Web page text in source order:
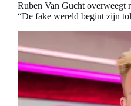
Ruben Van Gucht overweegt
“De fake wereld begint zijn